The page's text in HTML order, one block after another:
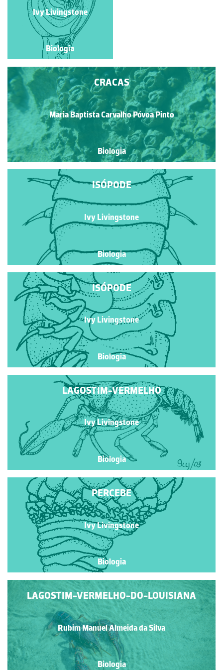
Diana Barbosa
Biologia
CRACAS
Maria Baptista Carvalho Póvoa Pinto
Biologia
ISÓPODE
Ivy Livingstone
Biologia
ISÓPODE
Ivy Livingstone
Biologia
LAGOSTIM-VERMELHO
Ivy Livingstone
Biologia
PERCEBE
Ivy Livingstone
Biologia
Ivy Livingstone
Biologia
LAGOSTIM-VERMELHO-DO-LOUISIANA
Rubim Manuel Almeida da Silva
Biologia